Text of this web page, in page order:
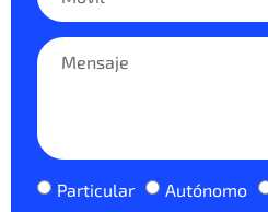
Particular Autónomo